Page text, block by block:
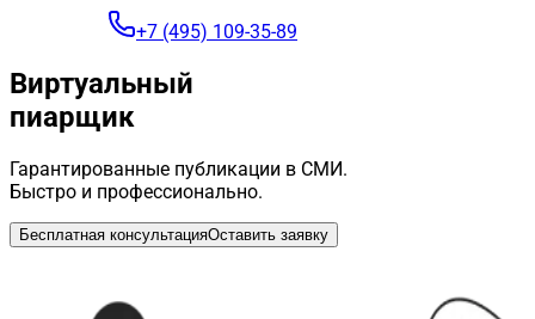
+7 (495) 109-35-89
Виртуальный
пиарщик
Гарантированные публикации в СМИ.
Быстро и профессионально.
Бесплатная консультацияОставить заявку